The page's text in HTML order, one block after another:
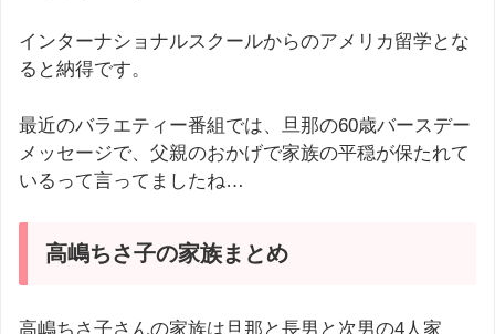
インターナショナルスクールからのアメリカ留学とな
ると納得です。
最近のバラエティー番組では、旦那の60歳バースデー
メッセージで、父親のおかげで家族の平穏が保たれて
いるって言ってましたね…
高嶋ちさ子の家族まとめ
高嶋ちさ子さんの家族は旦那と長男と次男の4人家